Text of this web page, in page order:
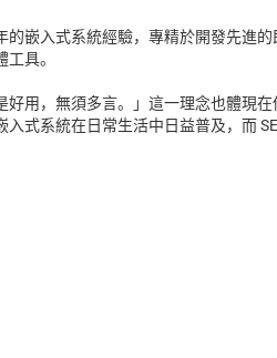
的嵌入式系統經驗，專精於開發先進
具。
好用，無須多言。」這一理念也體現
式系統在日常生活中日益普及，而